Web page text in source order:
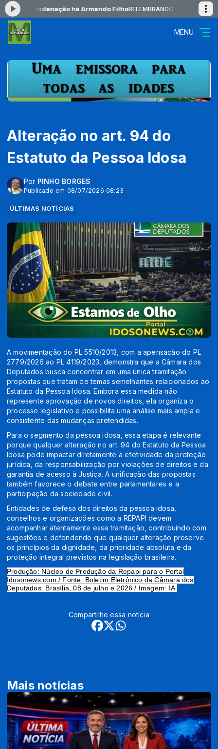
condenação há Armando FilhoRELEMBRANDO das 18:00 às 19:00
MENU
Alteração no art. 94 do
Estatuto da Pessoa Idosa
Por PINHO BORGES
Publicado em 08/07/2026 08:23
ÚLTIMAS NOTÍCIAS
A movimentação do PL 5510/2013, com a apensação do PL
2779/2026 ao PL 4119/2023, demonstra que a Câmara dos
Deputados busca concentrar em uma única tramitação
propostas que tratam de temas semelhantes relacionados ao
Estatuto da Pessoa Idosa. Embora essa medida não
represente aprovação de novos direitos, ela organiza o
processo legislativo e possibilita uma análise mais ampla e
consistente das mudanças pretendidas.
Para o segmento da pessoa idosa, essa etapa é relevante
porque qualquer alteração no art. 94 do Estatuto da Pessoa
Idosa pode impactar diretamente a efetividade da proteção
jurídica, da responsabilização por violações de direitos e da
garantia de acesso à Justiça. A unificação das propostas
também favorece o debate entre parlamentares e a
participação da sociedade civil.
Entidades de defesa dos direitos da pessoa idosa,
conselhos e organizações como a REPAPI devem
acompanhar atentamente essa tramitação, contribuindo com
sugestões e defendendo que qualquer alteração preserve
os princípios da dignidade, da prioridade absoluta e da
proteção integral previstos na legislação brasileira.
Produção: Núcleo de Produção da Repapi para o Portal
Idosonews.com / Fonte: Boletim Eletrônico da Câmara dos
Deputados. Brasília, 08 de julho e 2026 / Imagem: IA.
Compartilhe essa notícia
Mais notícias